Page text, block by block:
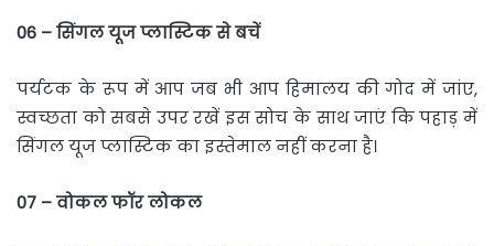
06 –सिंगलयूजप्लास्टिकसेबचें
पर्यटक के रूप में आप जब भी आप हिमालय की गोद में जांए,
स्वच्छता को सबसे उपर रखें इस सोच के साथ जाएं कि पहाड़ में
सिंगल यूज प्लास्टिक का इस्तेमाल नहीं करना है।
07 –वोकलफॉरलोकल